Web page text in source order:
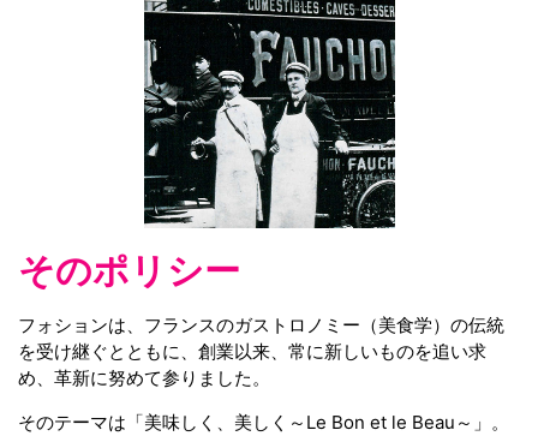
そのポリシー
フォションは、フランスのガストロノミー（美食学）の伝統
を受け継ぐとともに、創業以来、常に新しいものを追い求
め、革新に努めて参りました。
そのテーマは「美味しく、美しく～Le Bon et le Beau～」。